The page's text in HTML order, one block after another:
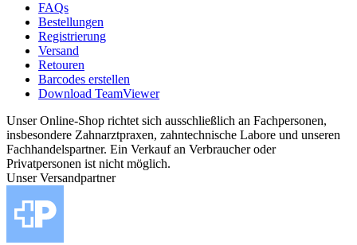
FAQs
Bestellungen
Registrierung
Versand
Retouren
Barcodes erstellen
Download TeamViewer
Unser Online-Shop richtet sich ausschließlich an Fachpersonen,
insbesondere Zahnarztpraxen, zahntechnische Labore und unseren
Fachhandelspartner. Ein Verkauf an Verbraucher oder
Privatpersonen ist nicht möglich.
Unser Versandpartner